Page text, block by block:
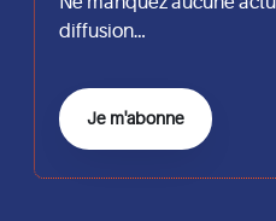
diffusion…
Je m'abonne